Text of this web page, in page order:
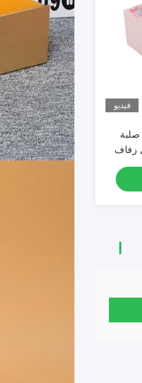
فيديو
صلبة
زفاف